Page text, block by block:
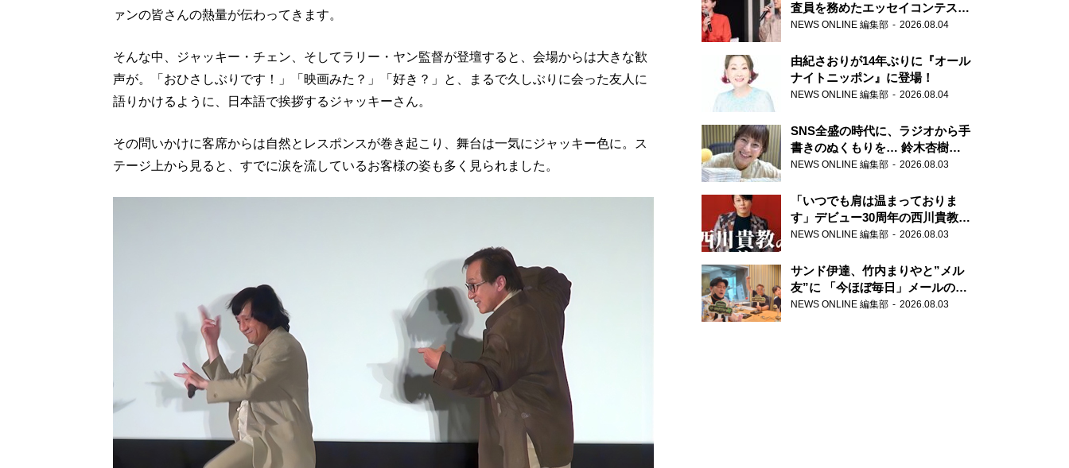
ァンの皆さんの熱量が伝わってきます。
そんな中、ジャッキー・チェン、そしてラリー・ヤン監督が登壇すると、会場からは大きな歓
声が。「おひさしぶりです！」「映画みた？」「好き？」と、まるで久しぶりに会った友人に
語りかけるように、日本語で挨拶するジャッキーさん。
その問いかけに客席からは自然とレスポンスが巻き起こり、舞台は一気にジャッキー色に。ス
テージ上から見ると、すでに涙を流しているお客様の姿も多く見られました。
査員を務めたエッセイコンテスト
の特別番組「#いまあなたに伝え
NEWS ONLINE 編集部 2026.08.04
由紀さおりが14年ぶりに『オール
ナイトニッポン』に登場！
NEWS ONLINE 編集部 2026.08.04
SNS全盛の時代に、ラジオから手
書きのぬくもりを… 鈴木杏樹の
直筆はがきが届く！
郵便局
NEWS ONLINE 編集部 2026.08.03
「いつでも肩は温まっておりま
す」デビュー30周年の西川貴教が
『オールナイトニッポン』に登
NEWS ONLINE 編集部 2026.08.03
サンド伊達、竹内まりやと”メル
友”に 「今ほぼ毎日」メールのや
り取り明かす
NEWS ONLINE 編集部 2026.08.03